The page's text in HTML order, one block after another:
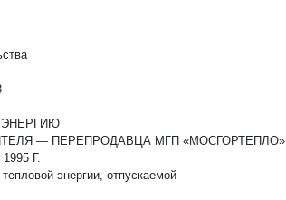
— ПЕРЕПРОДАВЦА МГП «МОСГОРТЕПЛО»
Г.
энергии, отпускаемой